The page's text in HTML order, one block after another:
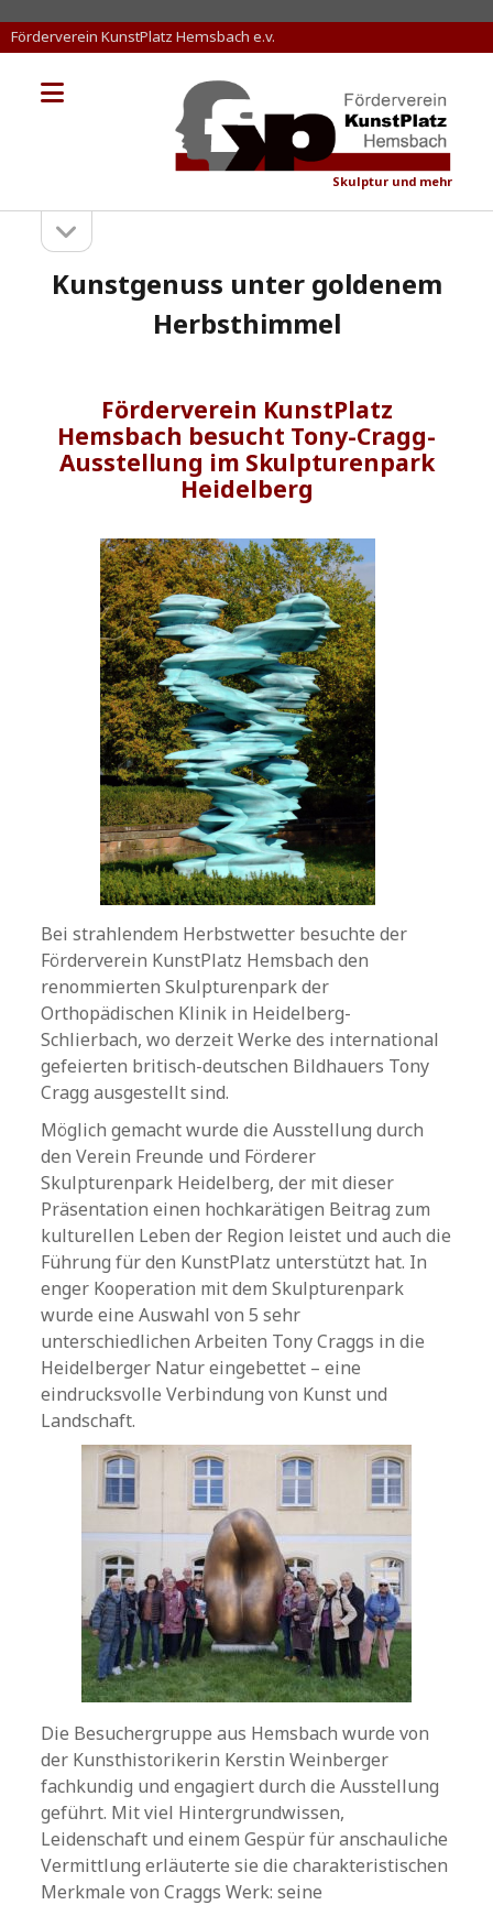
Förderverein KunstPlatz Hemsbach e.v.
Skulptur und mehr
Menü
Sidebaröffnen
Kunstgenuss unter goldenem
Herbsthimmel
Förderverein KunstPlatz
Hemsbach besucht Tony-Cragg-
Ausstellung im Skulpturenpark
Heidelberg
Bei strahlendem Herbstwetter besuchte der
Förderverein KunstPlatz Hemsbach den
renommierten Skulpturenpark der
Orthopädischen Klinik in Heidelberg-
Schlierbach, wo derzeit Werke des international
gefeierten britisch-deutschen Bildhauers Tony
Cragg ausgestellt sind.
Möglich gemacht wurde die Ausstellung durch
den Verein Freunde und Förderer
Skulpturenpark Heidelberg, der mit dieser
Präsentation einen hochkarätigen Beitrag zum
kulturellen Leben der Region leistet und auch die
Führung für den KunstPlatz unterstützt hat. In
enger Kooperation mit dem Skulpturenpark
wurde eine Auswahl von 5 sehr
unterschiedlichen Arbeiten Tony Craggs in die
Heidelberger Natur eingebettet – eine
eindrucksvolle Verbindung von Kunst und
Landschaft.
Die Besuchergruppe aus Hemsbach wurde von
der Kunsthistorikerin Kerstin Weinberger
fachkundig und engagiert durch die Ausstellung
geführt. Mit viel Hintergrundwissen,
Leidenschaft und einem Gespür für anschauliche
Vermittlung erläuterte sie die charakteristischen
Merkmale von Craggs Werk: seine